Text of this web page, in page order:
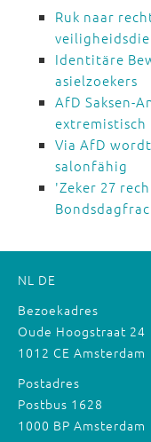
Ruk naar
Identitäre
asielzoekers
AfD Saksen-
extremistisch
Via AfD
salonfähig
'Zeker 27
NL DE
Bezoekadres
Oude Hoogstraat 24
1012 CE Amsterdam
Postadres
Postbus 1628
1000 BP Amsterdam